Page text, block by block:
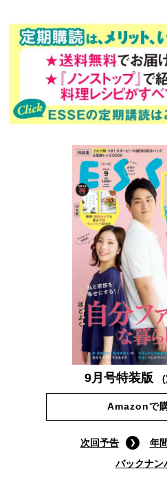
9月号特装版
Amazonで
次回予告
年
バックナン